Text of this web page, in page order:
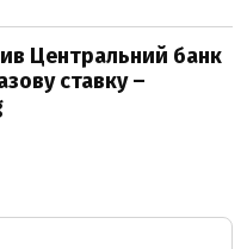
Центральний банк
ставку –